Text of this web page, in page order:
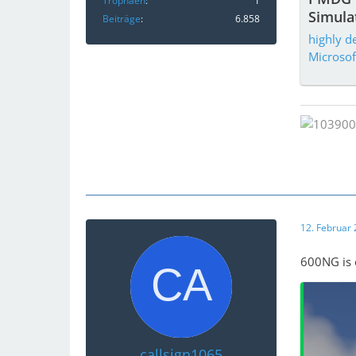
Beiträge
6.858
highly
12. Februar
600NG is